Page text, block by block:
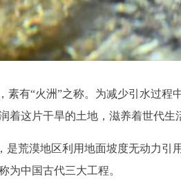
有“火洲”之称。为减少引水过程
这片干旱的土地，滋养着世代生
荒漠地区利用地面坡度无动力引
为中国古代三大工程。